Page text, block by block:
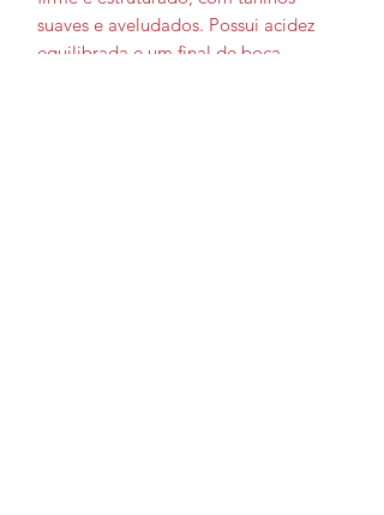
suaves e aveludados. Possui acidez
equilibrada e um final de boca